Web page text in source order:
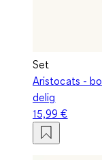
Set
Aristocats -
delig
15,99 €